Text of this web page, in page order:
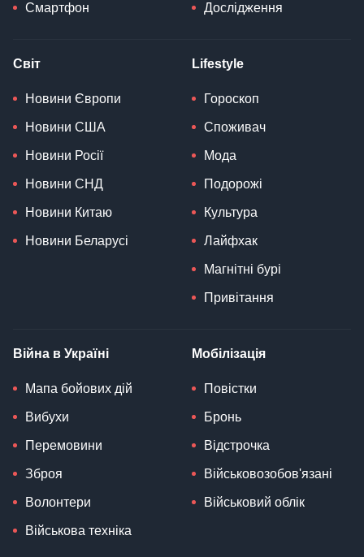
Смартфон Дослідження
Світ
Новини Європи
Новини США
Новини Росії
Новини СНД
Новини Китаю
Новини Беларусі
Lifestyle
Гороскоп
Споживач
Мода
Подорожі
Культура
Лайфхак
Магнітні бурі
Привітання
Війна в Україні
Мапа бойових дій
Вибухи
Перемовини
Зброя
Волонтери
Військова техніка
Мобілізація
Повістки
Бронь
Відстрочка
Військовозобов'язані
Військовий облік